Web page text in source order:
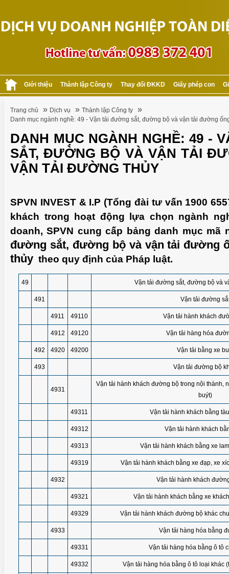
Giới thiệu Thành lập Công ty Thay đổi ĐKKD Giấy phép con
Trang chủ » Dịch vụ » Thành lập Công ty »
Danh mục ngành nghề: 49 - Vận tải đường sắt, đường bộ và vận tải đường
DANH MỤC NGÀNH NGHỀ: 49 -
SẮT, ĐƯỜNG BỘ VÀ VẬN TẢI
VẬN TẢI ĐƯỜNG THỦY
SPVN INVEST & I.P (Tổng đài tư vấn 1900
khách trong hoạt động lựa chọn ngành
doanh, SPVN cung cấp bảng danh mục mã
đường sắt, đường bộ và vận tải đường
thủy theo quy định của Pháp luật.
49 Vận tải đường sắt, đường bộ và
491 Vận tải đường
4911 49110 Vận tải hành khách
4912 49120 Vận tải hàng hóa
492 4920 49200 Vận tải bằng xe
493 Vận tải đường bộ
4931
Vận tải hành khách đường bộ trong nội thành,
buýt)
49311 Vận tải hành khách bằng
49312 Vận tải hành khách
49313 Vận tải hành khách bằng xe
49319 Vận tải hành khách bằng xe đạp, xe
4932 Vận tải hành khách
49321 Vận tải hành khách bằng xe
49329 Vận tải hành khách đường bộ khác
4933 Vận tải hàng hóa bằng
49331 Vận tải hàng hóa bằng ô tô
49332 Vận tải hàng hóa bằng ô tô loại khác